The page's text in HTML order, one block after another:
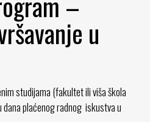
u
studijama (fakultet ili viša škola
plaćenog radnog iskustva u